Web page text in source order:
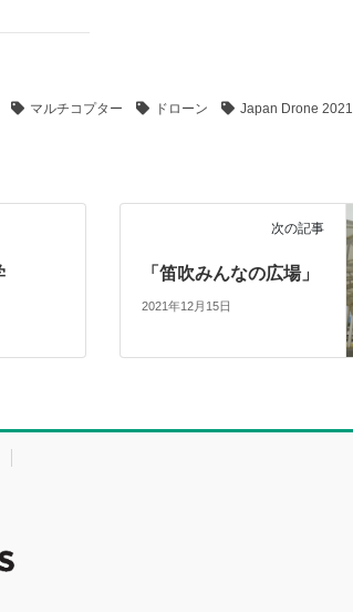
マルチコプター ドローン Japan Drone 2021
次の記事
「笛吹みんなの広場」
2021年12月15日